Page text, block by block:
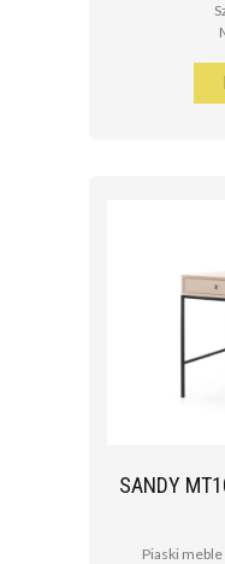
SANDY
Piaski